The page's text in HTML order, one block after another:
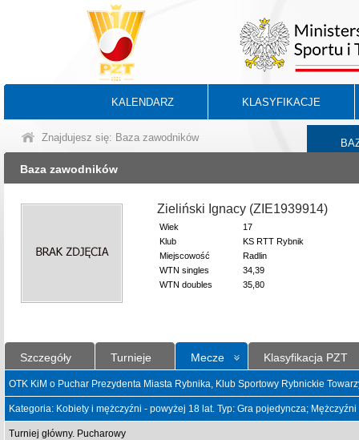
KALENDARZ KLASYFIKACJE
Znajdujesz się: Baza zawodników
Baza zawodników
Zieliński Ignacy (ZIE1939914)
Wiek
17
Klub
KS RTT Rybnik
Miejscowość
Radlin
WTN singles
34,39
WTN doubles
35,80
Szczegóły Turnieje Mecze Klasyfikacja PZT
OTK KiM o Puchar Prezydenta Miasta Rybnika, Klub Sportowy Rybnickie
Kategoria: Kobiety i mężczyźni - powyżej 18 lat. Typ: Gra pojedyncza; Mężczyźni
Turniej główny. Pucharowy